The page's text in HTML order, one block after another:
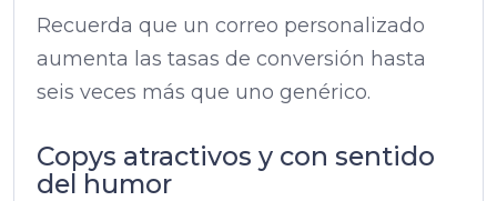
Recuerda que un correo personalizado
aumenta las tasas de conversión hasta
seis veces más que uno genérico.
Copys atractivos y con sentido
del humor